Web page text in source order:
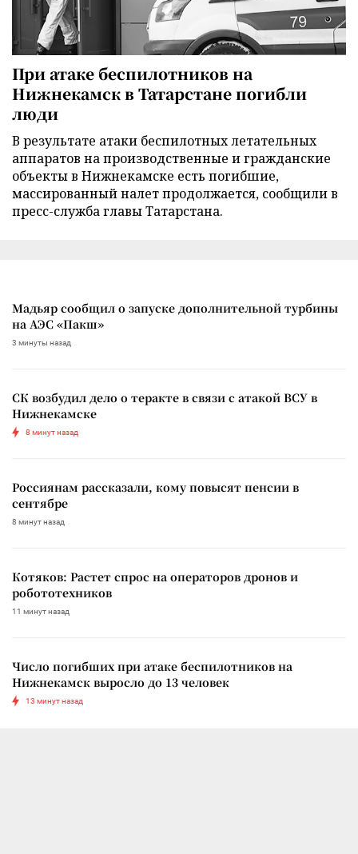
При атаке беспилотников на
Нижнекамск в Татарстане погибли
люди
В результате атаки беспилотных летательных
аппаратов на производственные и гражданские
объекты в Нижнекамске есть погибшие,
массированный налет продолжается, сообщили в
пресс-служба главы Татарстана.
Мадьяр сообщил о запуске дополнительной турбины
на АЭС «Пакш»
3 минуты назад
СК возбудил дело о теракте в связи с атакой ВСУ в
Нижнекамске
8 минут назад
Россиянам рассказали, кому повысят пенсии в
сентябре
8 минут назад
Котяков: Растет спрос на операторов дронов и
робототехников
11 минут назад
Число погибших при атаке беспилотников на
Нижнекамск выросло до 13 человек
13 минут назад